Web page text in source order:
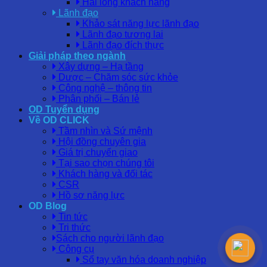
Hài lòng khách hàng
Lãnh đạo
Khảo sát năng lực lãnh đạo
Lãnh đạo tương lai
Lãnh đạo đích thực
Giải pháp theo ngành
Xây dựng – Hạ tầng
Dược – Chăm sóc sức khỏe
Công nghệ – thông tin
Phân phối – Bán lẻ
OD Tuyển dụng
Về OD CLICK
Tầm nhìn và Sứ mệnh
Hội đồng chuyên gia
Giá trị chuyển giao
Tại sao chọn chúng tôi
Khách hàng và đối tác
CSR
Hồ sơ năng lực
OD Blog
Tin tức
Tri thức
Sách cho người lãnh đạo
Công cụ
Sổ tay văn hóa doanh nghiệp